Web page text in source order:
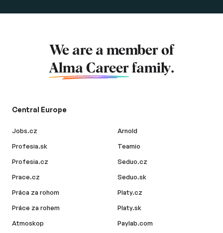
We are a member of
Alma Career family.
Central Europe
Jobs.cz
Profesia.sk
Profesia.cz
Prace.cz
Práca za rohom
Práce za rohem
Atmoskop
Arnold
Teamio
Seduo.cz
Seduo.sk
Platy.cz
Platy.sk
Paylab.com